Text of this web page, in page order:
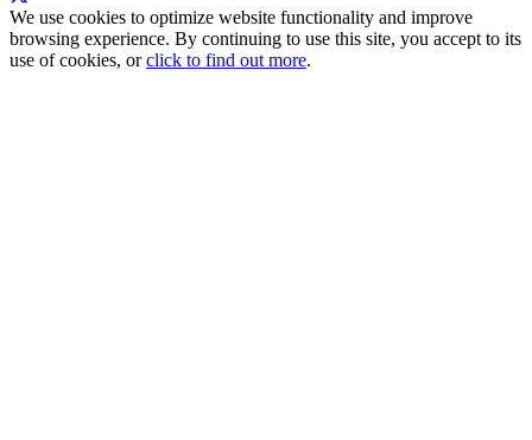
We use cookies to optimize website functionality and improve
browsing experience. By continuing to use this site, you accept to its
use of cookies, orclick to find out more.